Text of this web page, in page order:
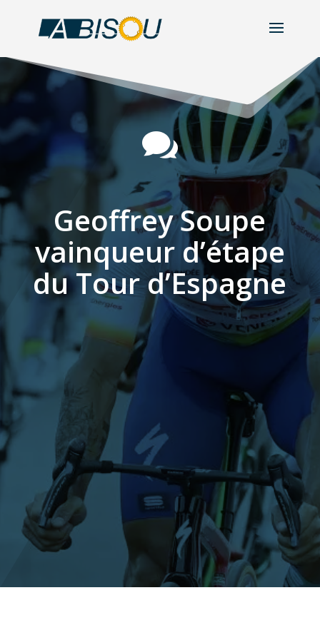

Geoffrey Soupe
vainqueur d’étape
du Tour d’Espagne